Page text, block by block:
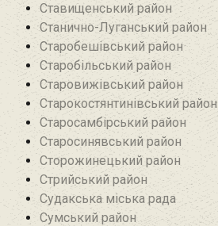
Ставищенський район
Станично-Луганський район‎
Старобешівський район‎
Старобільський район
Старовижівський район
Старокостянтинівський район
Старосамбірський район
Старосинявський район
Сторожинецький район
Стрийський район
Судакська міська рада
Сумський район